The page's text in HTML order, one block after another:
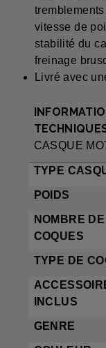
vitesse de
stabilité du
freinage
Livré avec
CASQUE
TYPE
POIDS
NOMBRE DE
COQUES
TYPE DE
INCLUS
GENRE